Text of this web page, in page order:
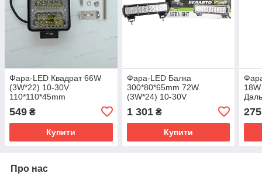
Фара-LED Квадрат 66W
(3W*22) 10-30V
110*110*45mm
Дальній/SPOT Cree!ДХО!
Ожатель Черн(1-66W)
(1шт)
549 ₴
Купити
Фара-LED Балка
300*80*65mm 72W
(3W*24) 10-30V
Дальній/Spot "BELAUTO"
(BOL2403 Spot) (1шт)
1 301₴
Купити
275
Про нас